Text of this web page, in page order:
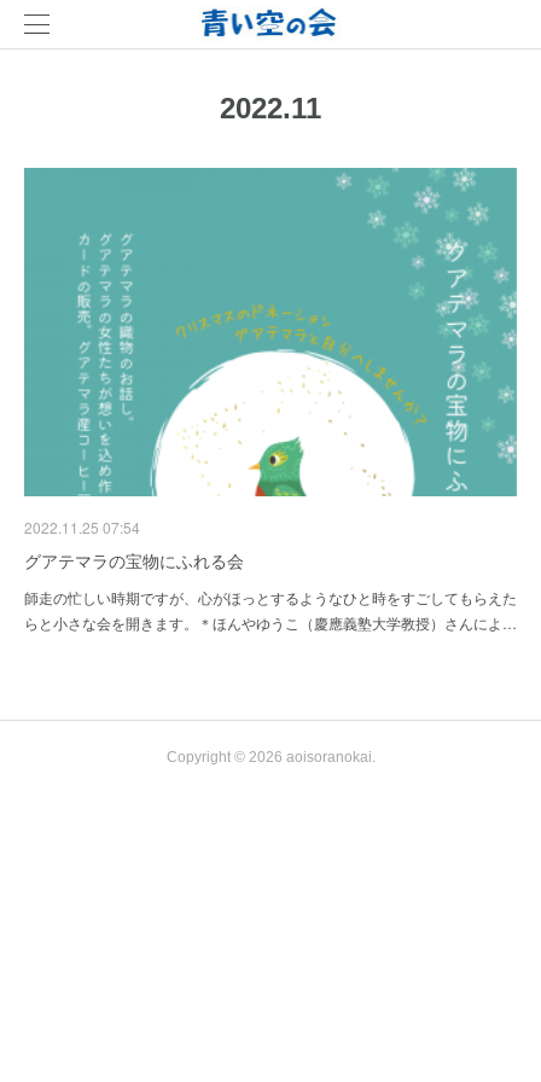
2022.11
2022.11.25 07:54
グアテマラの宝物にふれる会
師走の忙しい時期ですが、心がほっとするようなひと時をすごしてもらえた
らと小さな会を開きます。＊ほんやゆうこ（慶應義塾大学教授）さんによ…
Copyright © 2026 aoisoranokai.